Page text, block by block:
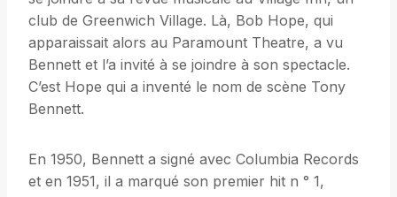
club de Greenwich Village. Là, Bob Hope, qui
apparaissait alors au Paramount Theatre, a vu
Bennett et l’a invité à se joindre à son spectacle.
C’est Hope qui a inventé le nom de scène Tony
Bennett.
En 1950, Bennett a signé avec Columbia Records
et en 1951, il a marqué son premier hit n ° 1,